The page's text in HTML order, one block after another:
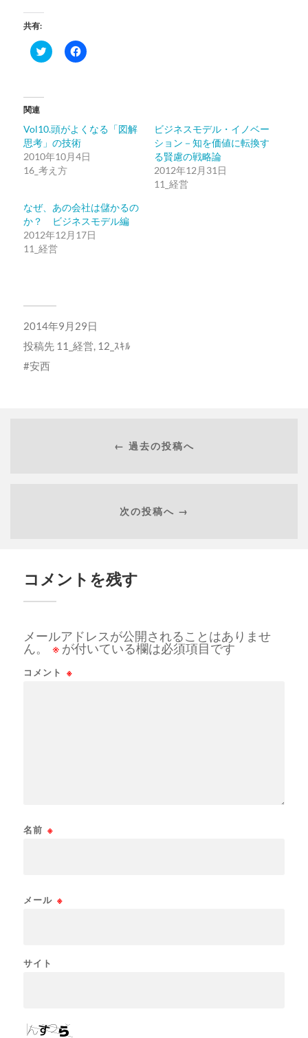
共有:
ク
リ
有
(新
し
い
ウ
ィ
ウ
で
開
き
ま
す)
Facebook
で
リ
し
い
(新
し
い
ウ
関連
Vol10.頭がよくなる「図解
思考」の技術
2010年10月4日
16_考え方
ビジネスモデル・イノベー
ション－知を価値に転換す
る賢慮の戦略論
2012年12月31日
11_経営
なぜ、あの会社は儲かるの
か？ ビジネスモデル編
2012年12月17日
11_経営
2014年9月29日
投稿先 11_経営, 12_ｽｷﾙ
安西
← 過去の投稿へ
次の投稿へ →
コメントを残す
メールアドレスが公開されることはありませ
ん。
※ が付いている欄は必須項目です
コメント ※
名前 ※
メール ※
サイト